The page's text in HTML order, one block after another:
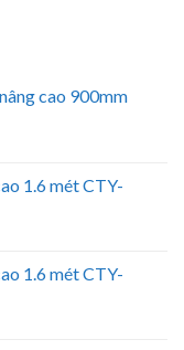
cao 900mm
1.6 mét CTY-
1.6 mét CTY-